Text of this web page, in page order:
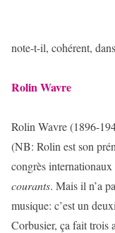
note-t-il, cohérent,
Rolin Wavre
Rolin Wavre (1896-
(NB: Rolin est son
congrès
courants. Mais il n’a
musique: c’est un
Corbusier, ça fait trois